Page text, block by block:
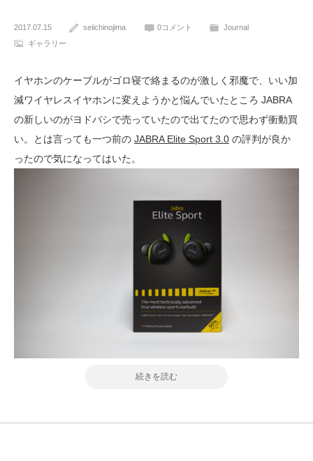
2017.07.15 seiichinojima 0コメント
Journal
ギャラリー
イヤホンのケーブルがゴロ寝で絡まるのが激しく邪魔で、いい加
減ワイヤレスイヤホンに変えようかと悩んでいたところ JABRA
の新しいのがヨドバシで売っていたので出てたので思わず衝動買
い。とは言っても一つ前の JABRA Elite Sport 3.0 の評判が良か
ったので気になってはいた。
続きを読む